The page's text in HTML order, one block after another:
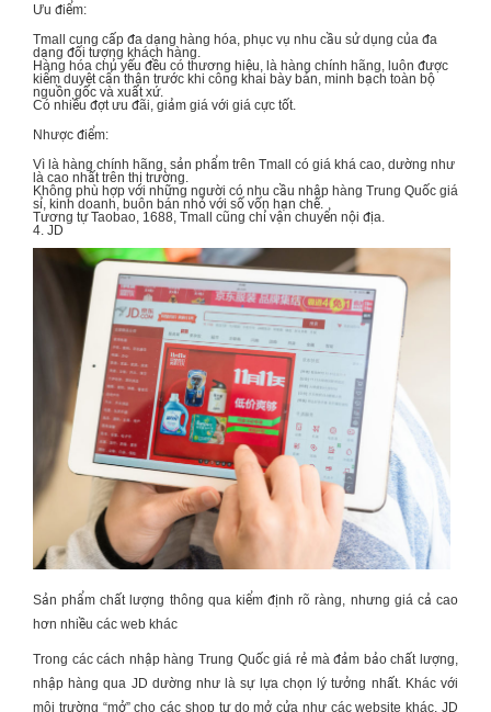
Ưu điểm:
Tmall cung cấp đa dạng hàng hóa, phục vụ nhu cầu sử dụng của đa
dạng đối tượng khách hàng.
Hàng hóa chủ yếu đều có thương hiệu, là hàng chính hãng, luôn được
kiểm duyệt cẩn thận trước khi công khai bày bán, minh bạch toàn bộ
nguồn gốc và xuất xứ.
Có nhiều đợt ưu đãi, giảm giá với giá cực tốt.
Nhược điểm:
Vì là hàng chính hãng, sản phẩm trên Tmall có giá khá cao, dường như
là cao nhất trên thị trường.
Không phù hợp với những người có nhu cầu nhập hàng Trung Quốc giá
sỉ , kinh doanh, buôn bán nhỏ với số vốn hạn chế.
Tương tự Taobao, 1688, Tmall cũng chỉ vận chuyển nội địa.
4. JD
Sản phẩm chất lượng thông qua kiểm định rõ ràng, nhưng giá cả cao
hơn nhiều các web khác
Trong cáccách nhập hàng Trung Quốc giá rẻmà đảm bảo chất lượng,
nhập hàng qua JD dường như là sự lựa chọn lý tưởng nhất. Khác với
môi trường “mở” cho các shop tự do mở cửa như các website khác, JD